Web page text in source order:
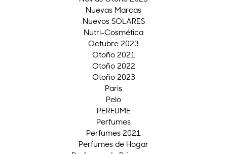
Nuevas Marcas
Nuevos SOLARES
Nutri-Cosmética
Octubre 2023
Otoño 2021
Otoño 2022
Otoño 2023
Paris
Pelo
PERFUME
Perfumes
Perfumes 2021
Perfumes de Hogar